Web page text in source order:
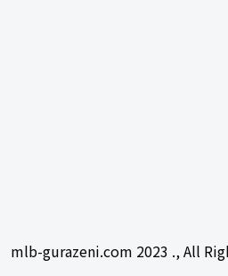
mlb-gurazeni.com 2023 ., All